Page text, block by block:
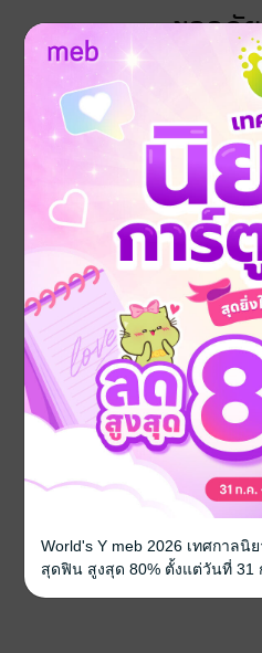
ขออภั
ไม่พบข้อมูลใน
World's Y meb 2026 เทศกาล
สุดฟิน สูงสุด 80% ตั้งแต่วันที่ 31